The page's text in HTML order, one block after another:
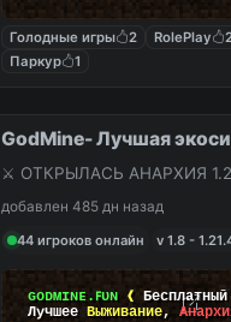
Голодные игры 2 RolePlay
Паркур
1
GodMine- Лучшая
⚔️ ОТКРЫЛАСЬ АНАРХИЯ
добавлен 485 дн назад
44 игроков онлайн
v 1.8 -
ɢᴏᴅᴍɪɴᴇ.ꜰᴜɴ ❰
Лучшее Выживание,